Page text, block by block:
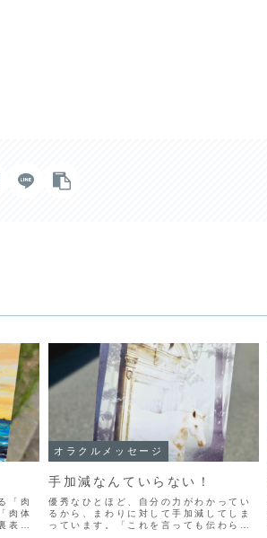
「肉
肉体
表の
オラクルメッセージ
手加減なんていらない！
優秀なひとほど、自分の力がわかってい
るから、まわりに対して手加減してしま
っています。「これを言っても伝わらな